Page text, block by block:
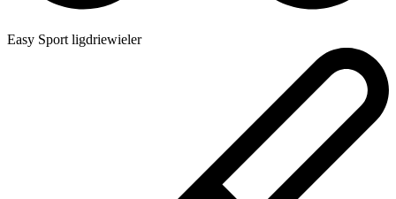
Easy Sport ligdriewieler